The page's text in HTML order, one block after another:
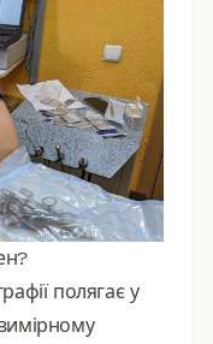
полягає у